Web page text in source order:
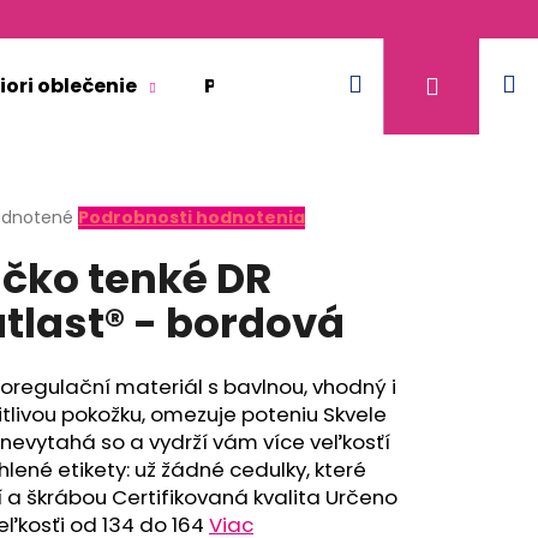
oblečenie Pre dospelých Doplnkový
Hľadať
Podrobnosti hodnotenia
tenké DR
- bordová
materiál s bavlnou, vhodný i
pokožku, omezuje poteniu Skvele
so a vydrží vám více veľkosťí
etikety: už žádné cedulky, které
a škrábou Certifikovaná kvalita Určeno
od 134 do 164 Viac
- BÉŽOVÁ